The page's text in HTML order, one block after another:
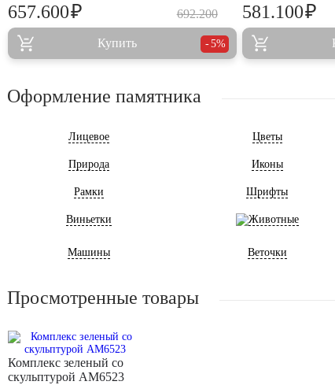
692.200
657.600₽
Купить 5%
581.100₽
Оформление памятника
Лицевое Цветы
Природа Иконы
Рамки Шрифты
Виньетки Животные
Машины Веточки
Просмотренные товары
Комплекс зеленый со
скульптурой AM6523